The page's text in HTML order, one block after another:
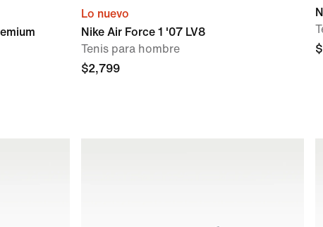
Lo nuevo
Nike Air Force 1 '07 LV8
Tenis para hombre
$2,799